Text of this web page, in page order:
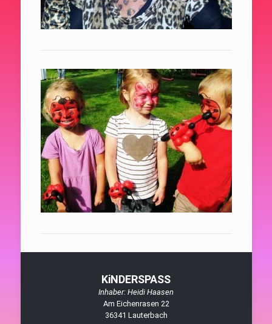
KiNDERSPASS
Inhaber: Heidi Haasen
Am Eichenrasen 22
36341 Lauterbach